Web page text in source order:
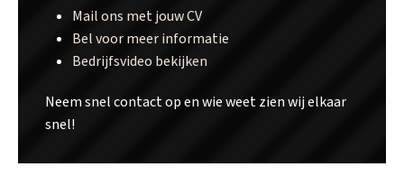
Mail ons met jouw CV
Bel voor meer informatie
Bedrijfsvideo bekijken
Neem snel contact op en wie weet zien wij elkaar
snel!